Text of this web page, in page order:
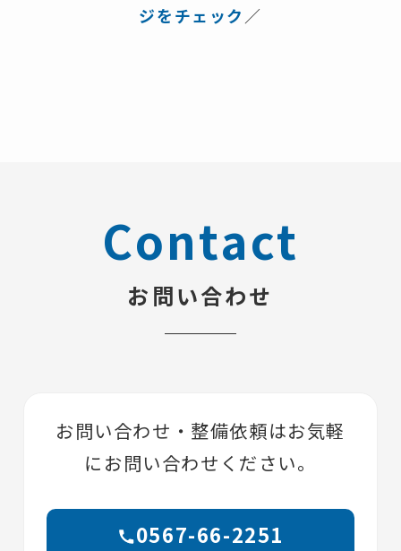
ジをチェック ／
Contact
お問い合わせ
お問い合わせ・整備依頼はお気軽
にお問い合わせください。
0567-66-2251